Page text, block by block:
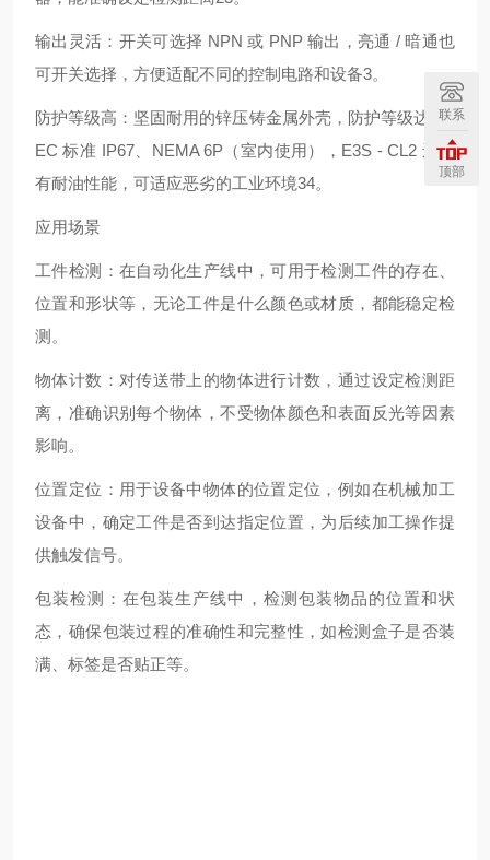
输出灵活：开关可选择 NPN 或 PNP 输出，亮通 / 暗通也
可开关选择，方便适配不同的控制电路和设备3。
防护等级高：坚固耐用的锌压铸金属外壳，防护等级达到 I
EC 标准 IP67、NEMA 6P（室内使用），E3S - CL2 还具
有耐油性能，可适应恶劣的工业环境34。
应用场景
工件检测：在自动化生产线中，可用于检测工件的存在、
位置和形状等，无论工件是什么颜色或材质，都能稳定检
测。
物体计数：对传送带上的物体进行计数，通过设定检测距
离，准确识别每个物体，不受物体颜色和表面反光等因素
影响。
位置定位：用于设备中物体的位置定位，例如在机械加工
设备中，确定工件是否到达指定位置，为后续加工操作提
供触发信号。
包装检测：在包装生产线中，检测包装物品的位置和状
态，确保包装过程的准确性和完整性，如检测盒子是否装
满、标签是否贴正等。
联系
顶部